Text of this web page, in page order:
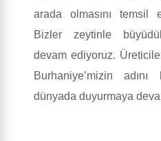
arada olmasını temsil
Bizler zeytinle
devam ediyoruz.
Burhaniye’mizin
dünyada duyurmaya